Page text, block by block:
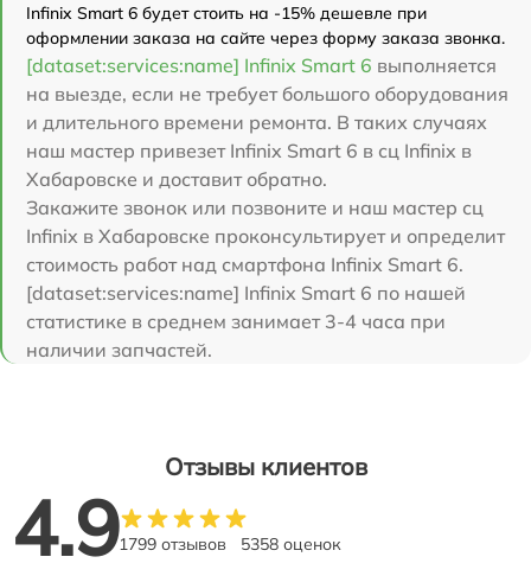
Infinix Smart 6 будет стоить на -15% дешевле при
оформлении заказа на сайте через форму заказа звонка.
[dataset:services:name] Infinix Smart 6 выполняется
на выезде, если не требует большого оборудования
и длительного времени ремонта. В таких случаях
наш мастер привезет Infinix Smart 6 в сц Infinix в
Хабаровске и доставит обратно.
Закажите звонок или позвоните и наш мастер сц
Infinix в Хабаровске проконсультирует и определит
стоимость работ над смартфона Infinix Smart 6.
[dataset:services:name] Infinix Smart 6 по нашей
статистике в среднем занимает 3-4 часа при
наличии запчастей.
Отзывы клиентов
4.91799 отзывов 5358 оценок